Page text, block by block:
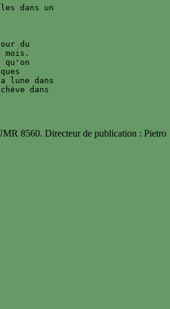
dans un
du
mois.
qu'on
lune dans
dans
8560. Directeur de publication : Pietro